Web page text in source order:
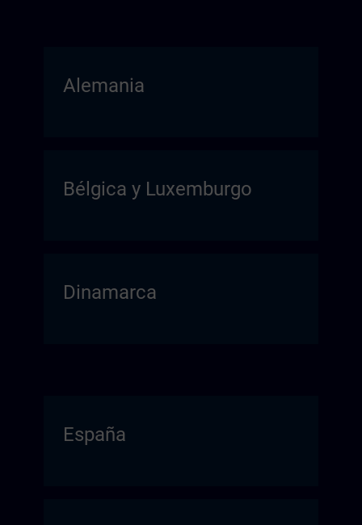
Alemania
Bélgica y Luxemburgo
Dinamarca
España